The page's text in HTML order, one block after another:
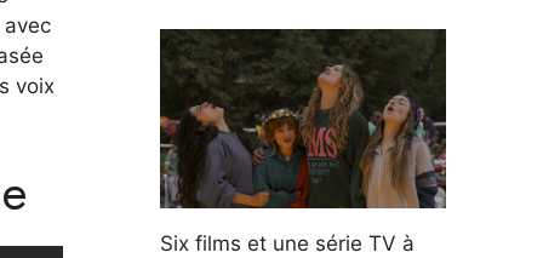
avec
voix
Six films et une série TV à